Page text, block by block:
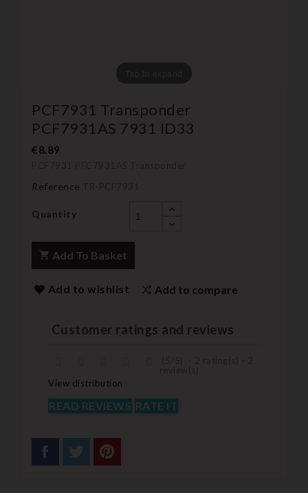
PCF7931 Transponder
PCF7931AS 7931 ID33
€8.89
Reference
Quantity
Add To Basket
Add to wishlist Add to compare
Customer ratings and reviews
View distribution
READ REVIEWS RATE IT